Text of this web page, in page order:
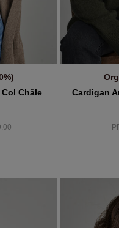
Châle
Cardigan